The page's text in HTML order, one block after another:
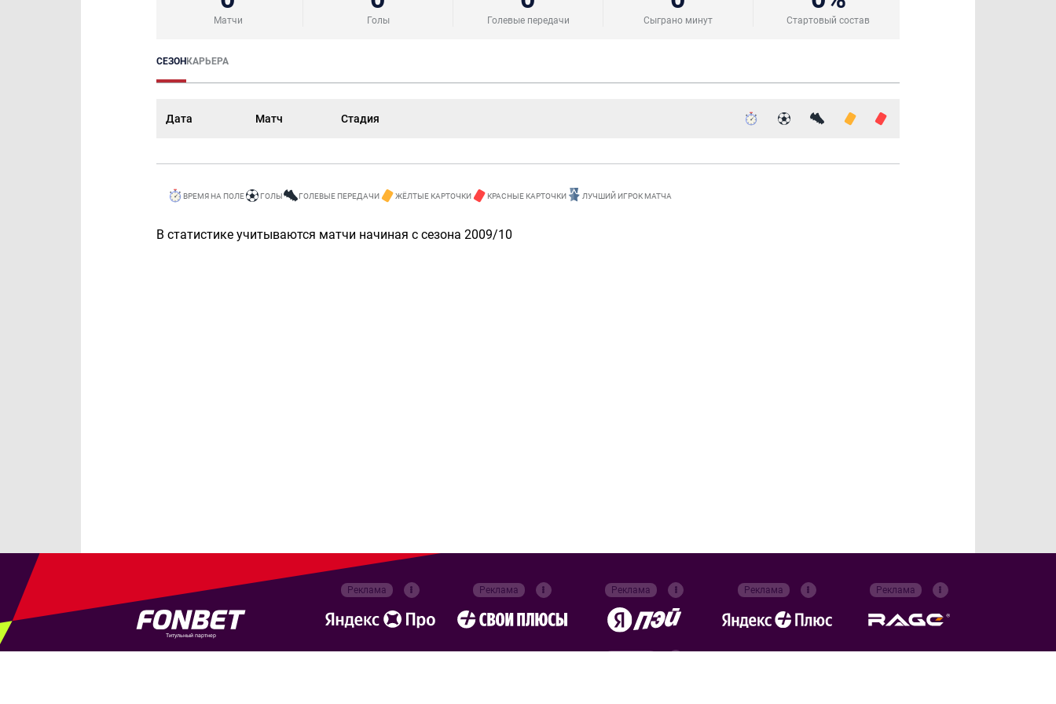
Матчи Голы Голевые передачи Сыграно минут Стартовый состав
СЕЗОНКАРЬЕРА
Дата Матч Стадия
ВРЕМЯ НА ПОЛЕ ГОЛЫ ГОЛЕВЫЕ ПЕРЕДАЧИ ЖЁЛТЫЕ КАРТОЧКИ КРАСНЫЕ КАРТОЧКИ ЛУЧШИЙ ИГРОК МАТЧА
В статистике учитываются матчи начиная с сезона 2009/10
Титульный партнер
Реклама Реклама Реклама Реклама Реклама